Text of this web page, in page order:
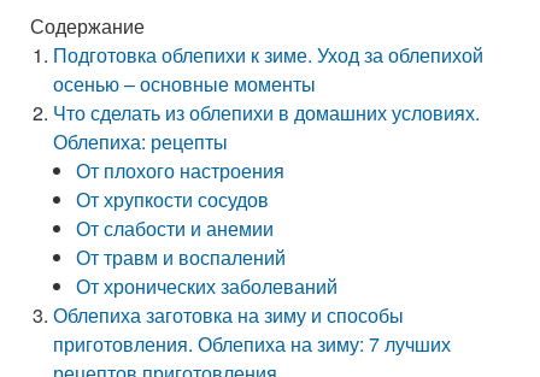
Содержание
Подготовка облепихи к зиме. Уход за облепихой
осенью – основные моменты
Что сделать из облепихи в домашних условиях.
Облепиха: рецепты
От плохого настроения
От хрупкости сосудов
От слабости и анемии
От травм и воспалений
От хронических заболеваний
Облепиха заготовка на зиму и способы
приготовления. Облепиха на зиму: 7 лучших